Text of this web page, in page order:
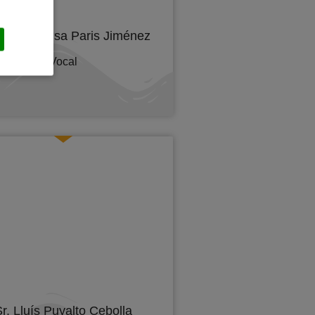
Luisa Paris Jiménez
Vocal
Lluís Puyalto Cebolla